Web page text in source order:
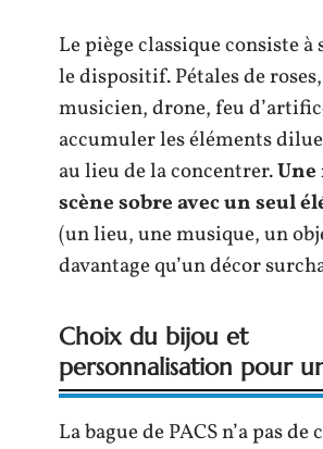
Le piège classique consiste
le dispositif. Pétales de
musicien, drone, feu
accumuler les éléments
au lieu de la concentrer.Une
scène sobre avec un seul
(un lieu, une musique, un
davantage qu’un décor
Choix du bijou et
personnalisation pour
La bague de PACS n’a pas de